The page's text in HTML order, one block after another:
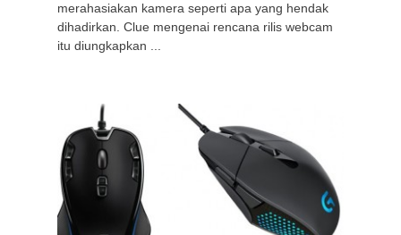
merahasiakan kamera seperti apa yang hendak
dihadirkan. Clue mengenai rencana rilis webcam
itu diungkapkan ...